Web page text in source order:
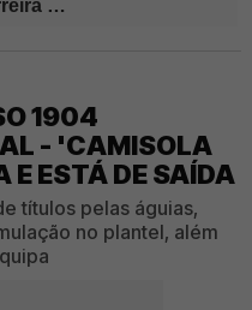
1904
- 'CAMISOLA
E ESTÁ DE SAÍDA
títulos pelas águias,
no plantel, além